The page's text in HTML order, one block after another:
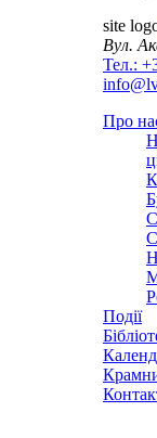
site
Вул.
Тел.:
Про
Події